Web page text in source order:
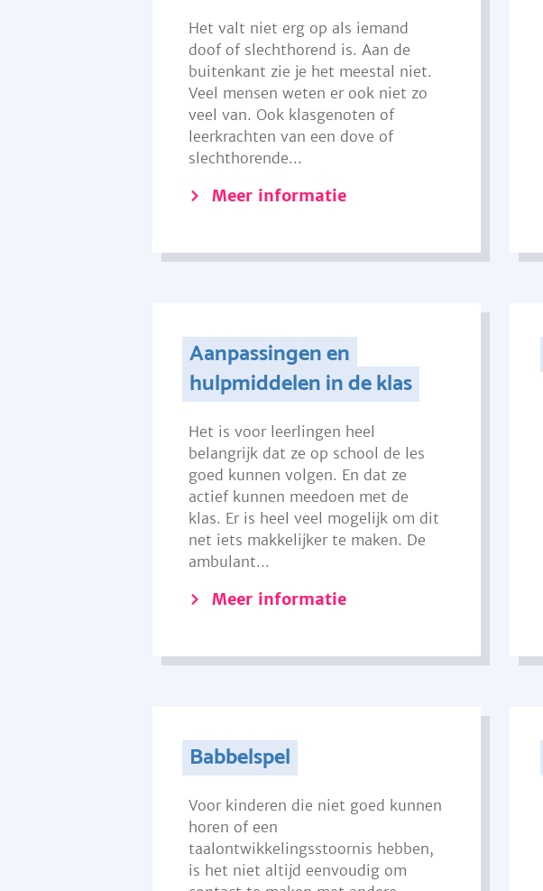
Het valt niet erg op als iemand
doof of slechthorend is. Aan de
buitenkant zie je het meestal niet.
Veel mensen weten er ook niet zo
veel van. Ook klasgenoten of
leerkrachten van een dove of
slechthorende...
Meer informatie
Aanpassingen en
hulpmiddelen in de klas
Het is voor leerlingen heel
belangrijk dat ze op school de les
goed kunnen volgen. En dat ze
actief kunnen meedoen met de
klas. Er is heel veel mogelijk om dit
net iets makkelijker te maken. De
ambulant...
Meer informatie
Babbelspel
Voor kinderen die niet goed kunnen
horen of een
taalontwikkelingsstoornis hebben,
is het niet altijd eenvoudig om